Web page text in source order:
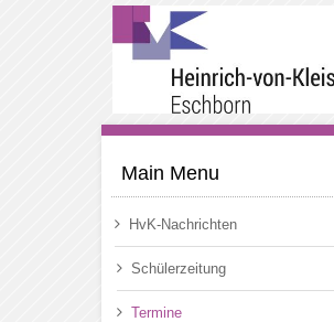
Main Menu
HvK-Nachrichten
Schülerzeitung
Termine